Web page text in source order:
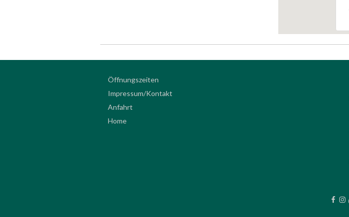
Öffnungszeiten
Impressum/Kontakt
Anfahrt
Home